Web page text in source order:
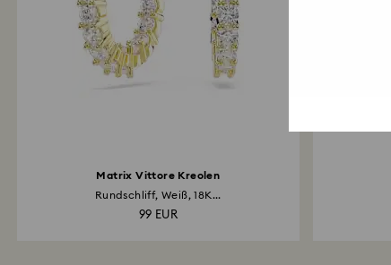
Matrix Vittore Kreolen
Rundschliff, Weiß, 18K...
99 EUR